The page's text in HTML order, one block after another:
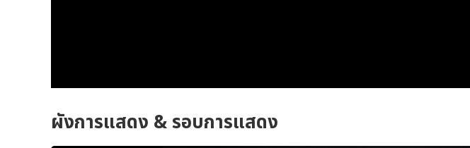
ผังการแสดง & รอบการแสดง